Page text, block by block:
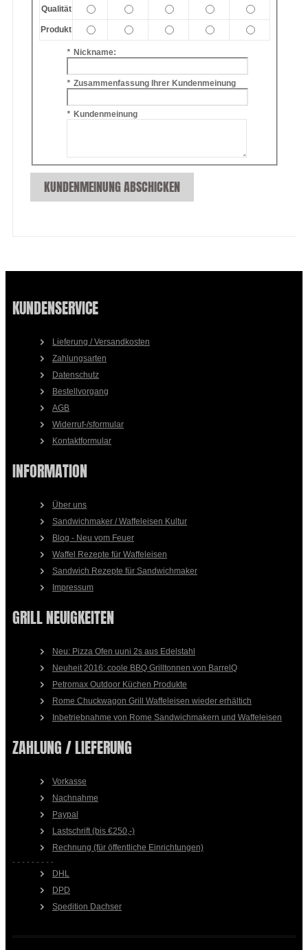
Qualität
Produkt
* Nickname:
* Zusammenfassung Ihrer Kundenmeinung
* Kundenmeinung
KUNDENMEINUNG ABSCHICKEN
KUNDENSERVICE
Lieferung / Versandkosten
Zahlungsarten
Datenschutz
Bestellvorgang
AGB
Widerruf-/sformular
Kontaktformular
INFORMATION
Über uns
Sandwichmaker / Waffeleisen Kultur
Blog - Neu vom Feuer
Waffel Rezepte für Waffeleisen
Sandwich Rezepte für Sandwichmaker
Impressum
GRILL NEUIGKEITEN
Neu: Pizza Ofen uuni 2s aus Edelstahl
Neuheit 2016: coole BBQ Grilltonnen von BarrelQ
Petromax Outdoor Küchen Produkte
Rome Chuckwagon Grill Waffeleisen wieder erhältich
Inbetriebnahme von Rome Sandwichmakern und Waffeleisen
ZAHLUNG / LIEFERUNG
Vorkasse
Nachnahme
Paypal
Lastschrift (bis €250,-)
Rechnung (für öffentliche Einrichtungen)
- - - - - - - - -
DHL
DPD
Spedition Dachser